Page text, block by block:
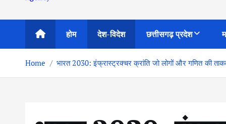
होम देश-विदेश छत्तीसगढ़ प्रदेश
Home भारत 2030: इंफ्रास्ट्रक्चर क्रांति जो लोगों और गणित की